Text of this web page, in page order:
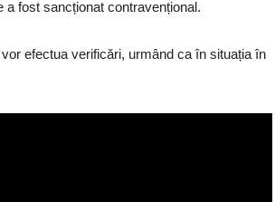
a fost sancționat contravențional.
efectua verificări, urmând ca în situația în